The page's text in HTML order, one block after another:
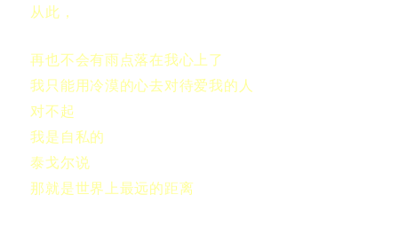
从此，
再也不会有雨点落在我心上了
我只能用冷漠的心去对待爱我的人
对不起
我是自私的
泰戈尔说
那就是世界上最远的距离